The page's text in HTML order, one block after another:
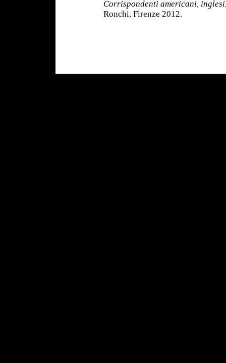
Corrispondenti americani,
Ronchi, Firenze 2012.